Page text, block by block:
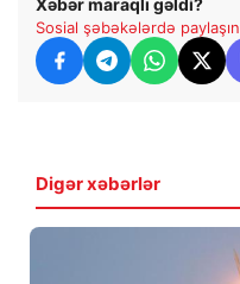
Xəbər maraqlı gəldi?
Sosial şəbəkələrdə paylaşın
Digər xəbərlər